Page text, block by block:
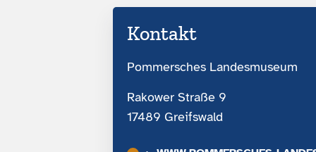
Kontakt
Pommersches Landesmuseum
Rakower Straße 9
17489 Greifswald